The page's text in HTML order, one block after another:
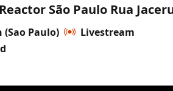
São Paulo Rua
(Sao Paulo)
Livestream